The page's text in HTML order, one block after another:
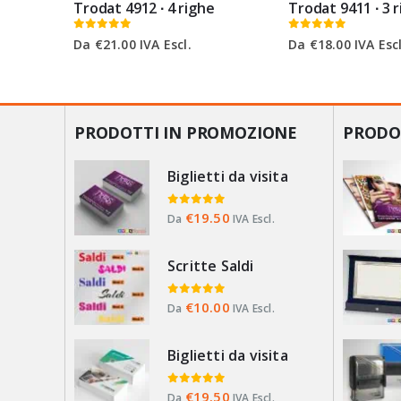
Trodat 4912 ∙ 4 righe
Da €21.00IVA Escl.
Trodat 9411 ∙ 3
Da €18.00IVA
PRODOTTI IN PROMOZIONE
Biglietti da visita
0 Su 5
Da €19.50 IVA Escl.
Scritte Saldi
0 Su 5
Da €10.00 IVA Escl.
Biglietti da visita
0 Su 5
€19.50